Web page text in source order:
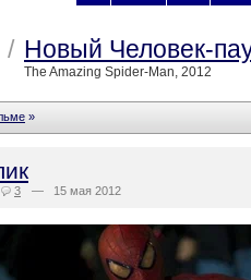
/ Новый Человек-
The Amazing Spider-Man, 2012
»
3 — 15 мая 2012